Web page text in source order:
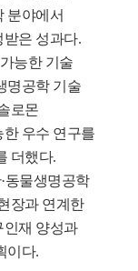
분야에서
은 성과다.
능한 기술
명공학 기술
로몬
우수 연구를
더했다.
동물생명공학
장과 연계한
인재 양성과
이다.